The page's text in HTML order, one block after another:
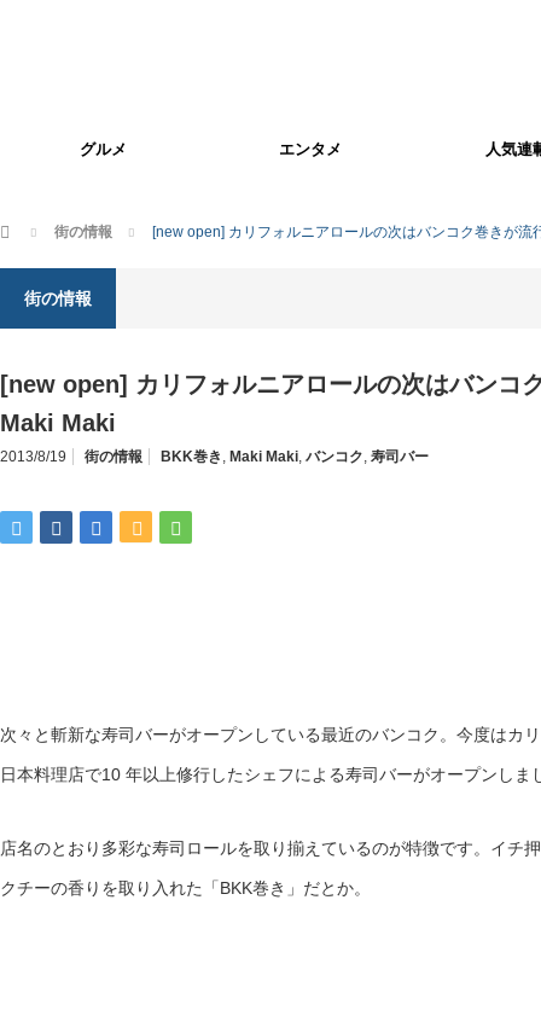
グルメ エンタメ 人気連
ホーム 街の情報 [new open] カリフォルニアロールの次はバンコク巻きが流
街の情報
[new open] カリフォルニアロールの次はバンコ
Maki Maki
2013/8/19 街の情報 BKK巻き , Maki Maki, バンコク, 寿司バー
次々と斬新な寿司バーがオープンしている最近のバンコク。今度はカ
日本料理店で10 年以上修行したシェフによる寿司バーがオープンしま
店名のとおり多彩な寿司ロールを取り揃えているのが特徴です。イチ
クチーの香りを取り入れた「BKK巻き」だとか。